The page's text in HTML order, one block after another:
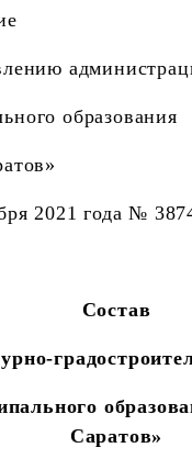
образования
2021 года №
Состав
Саратов»